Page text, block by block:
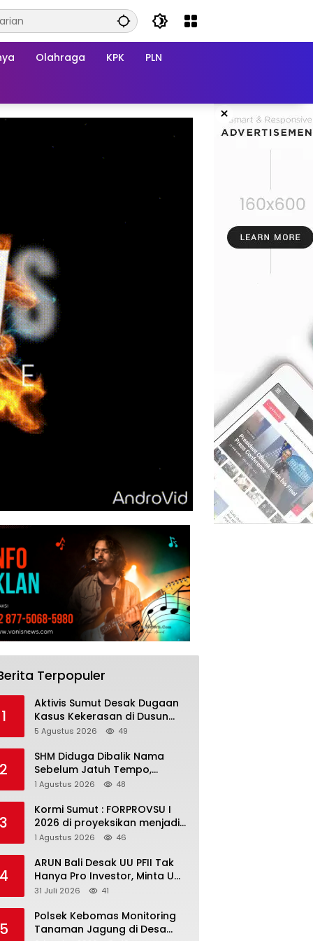
Olahraga KPK PLN
×
Terpopuler
1
Aktivis Sumut Desak Dugaan
Kasus Kekerasan di Dusun
Balakka, Desa Gunung
5 Agustus 2026 49
2
SHM Diduga Dibalik Nama
Sebelum Jatuh Tempo,
Warga Gresik Gugat
Somasi Kepala Desa
1 Agustus 2026 48
3
Kormi Sumut : FORPROVSU I
2026 di proyeksikan menjadi
ajang Festival Olahraga
terbanyak di Indonesia
1 Agustus 2026 46
4
ARUN Bali Desak UU PFII Tak
Hanya Pro Investor, Minta UMP
Kawasan PFII Bertaraf
31 Juli 2026 41
5
Polsek Kebomas Monitoring
Tanaman Jagung di Desa